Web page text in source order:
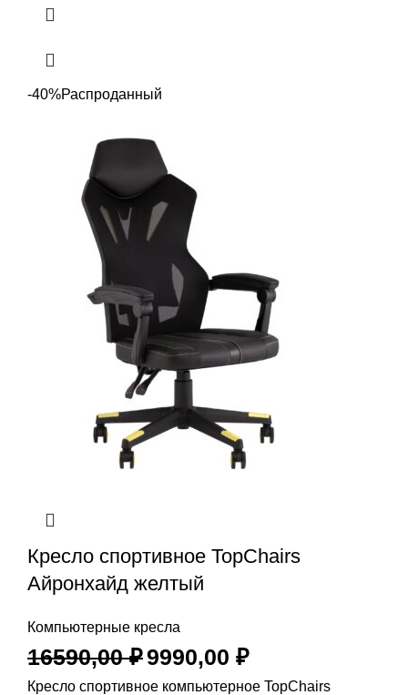
-40%Распроданный
Кресло спортивное TopChairs
Айронхайд желтый
Компьютерные кресла
16590,00₽9990,00 ₽
Кресло спортивное компьютерное TopChairs